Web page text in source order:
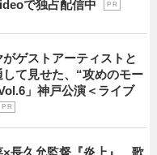
で独占配信中 P R
ゲストアーティストと
て見せた、“攻めのモー
」神戸公演＜ライブ
P R
×長久允監督『炎上』 歌